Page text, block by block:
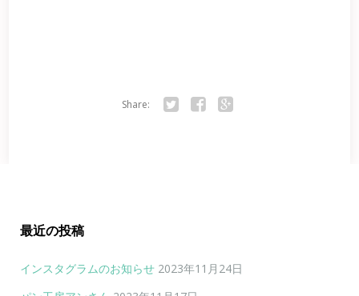
Share:
最近の投稿
インスタグラムのお知らせ 2023年11月24日